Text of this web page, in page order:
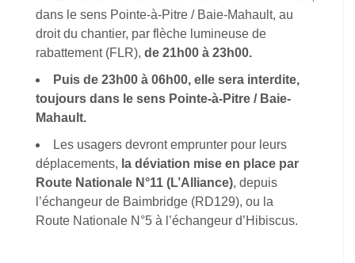
dans le sens Pointe-à-Pitre / Baie-Mahault, au
droit du chantier, par flèche lumineuse de
rabattement (FLR), de 21h00 à 23h00.
Puis de 23h00 à 06h00, elle sera interdite,
toujours dans le sens Pointe-à-Pitre / Baie-
Mahault.
Les usagers devront emprunter pour leurs
déplacements, la déviation mise en place par
Route Nationale N°11 (L’Alliance), depuis
l’échangeur de Baimbridge (RD129), ou la
Route Nationale N°5 à l’échangeur d’Hibiscus.